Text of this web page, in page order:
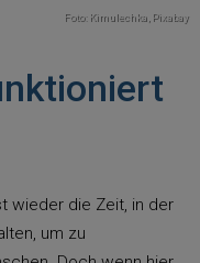
Foto: Kimulechka, Pixabay
wieder die Zeit, in der
um zu